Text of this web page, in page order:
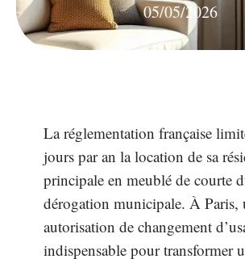
05/05/2026
La réglementation française
jours par an la location de sa
principale en meublé de courte
dérogation municipale. À Paris,
autorisation de changement
indispensable pour transformer